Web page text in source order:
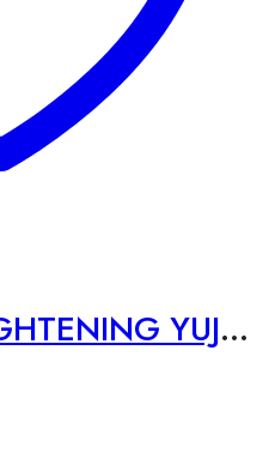
SUN CREAM BRIGHTENING YUJA – 50g